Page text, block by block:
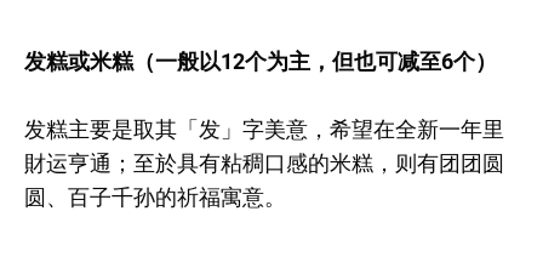
发糕或米糕（一般以12个为主，但也可减至6个）
发糕主要是取其「发」字美意，希望在全新一年里
財运亨通；至於具有粘稠口感的米糕，则有团团圆
圆、百子千孙的祈福寓意。